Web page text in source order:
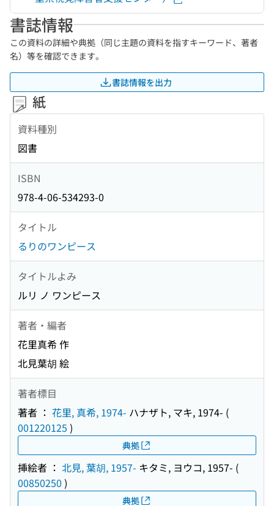
書誌情報
この資料の詳細や典拠（同じ主題の資料を指すキーワード、著者
名）等を確認できます。
書誌情報を出力
紙
資料種別
図書
ISBN
978-4-06-534293-0
タイトル
るりのワンピース
タイトルよみ
ルリ ノ ワンピース
著者・編者
花里真希 作
北見葉胡 絵
著者標目
著者 ： 花里, 真希, 1974- ハナザト, マキ, 1974- (
001220125 )
典拠
挿絵者 ： 北見, 葉胡, 1957- キタミ, ヨウコ, 1957- (
00850250 )
典拠